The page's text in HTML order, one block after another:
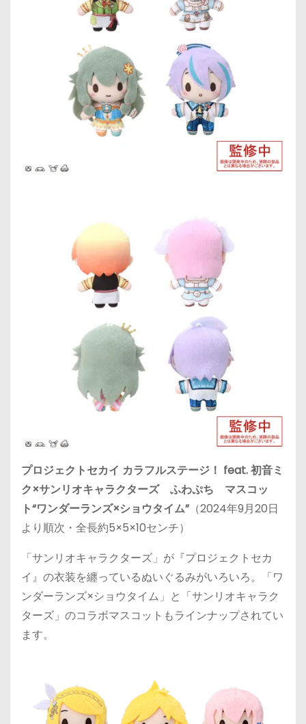
プロジェクトセカイ カラフルステージ！ feat. 初音ミ
ク×サンリオキャラクターズ ふわぷち マスコッ
ト“ワンダーランズ×ショウタイム”（2024年9月20日
より順次・全長約5×5×10センチ）
「サンリオキャラクターズ」が『プロジェクトセカ
イ』の衣装を纏っているぬいぐるみがいろいろ。「ワ
ンダーランズ×ショウタイム」と「サンリオキャラク
ターズ」のコラボマスコットもラインナップされてい
ます。